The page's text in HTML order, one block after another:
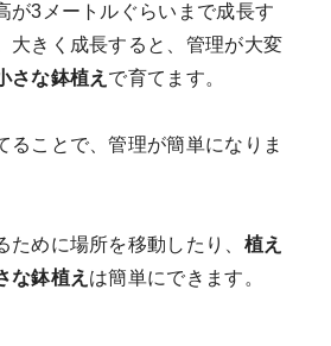
が3メートルぐらいまで成長す
大きく成長すると、管理が大変
さな鉢植え で育てます。
ることで、管理が簡単になりま
ために場所を移動したり、 植え
な鉢植え は簡単にできます。